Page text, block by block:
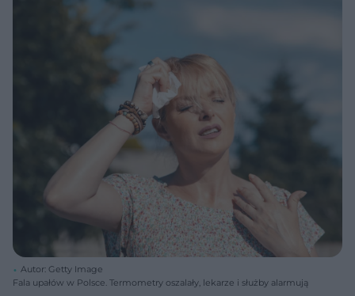
Autor: Getty Image
Fala upałów w Polsce. Termometry oszalały, lekarze i służby alarmują